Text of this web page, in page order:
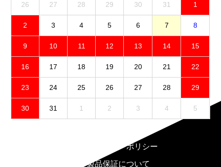
26 27 28 29 30 31 1
2 3 4 5 6 7 8
9 10 11 12 13 14 15
16 17 18 19 20 21 22
23 24 25 26 27 28 29
30 31 1 2 3 4 5
プライバシーポリシー
製品保証について